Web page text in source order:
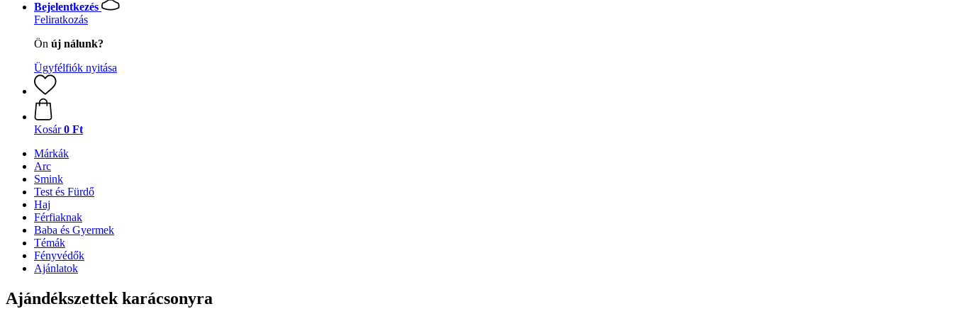
Bejelentkezés
Feliratkozás
Ön új nálunk?
Ügyfélfiók nyitása
Kosár 0 Ft
Márkák
Arc
Smink
Test és Fürdő
Haj
Férfiaknak
Baba és Gyermek
Témák
Fényvédők
Ajánlatok
Ajándékszettek karácsonyra